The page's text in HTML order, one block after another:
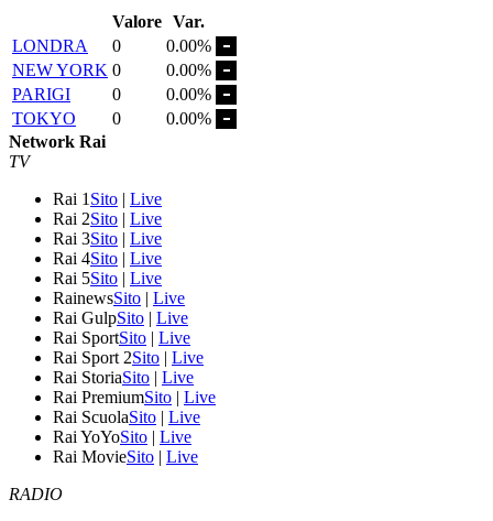
Valore Var.
LONDRA
0
0.00%
NEW YORK 0
0.00%
PARIGI
0
0.00%
TOKYO
0
0.00%
Network Rai
TV
Rai 1 Sito | Live
Rai 2Sito | Live
Rai 3Sito | Live
Rai 4Sito | Live
Rai 5Sito | Live
RainewsSito | Live
Rai GulpSito | Live
Rai SportSito | Live
Rai Sport 2Sito | Live
Rai StoriaSito | Live
Rai PremiumSito | Live
Rai ScuolaSito | Live
Rai YoYoSito | Live
Rai MovieSito | Live
RADIO